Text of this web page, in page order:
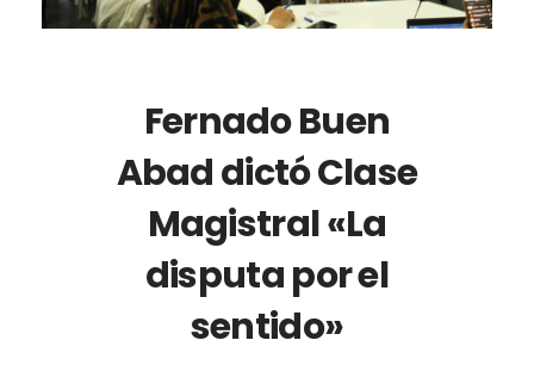
​Fernado Buen
Abad dictó Clase
Magistral «La
disputa por el
sentido»